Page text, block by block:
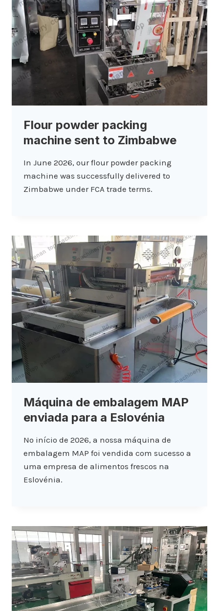
Flour powder packing
machine sent to Zimbabwe
In June 2026, our flour powder packing
machine was successfully delivered to
Zimbabwe under FCA trade terms.
Máquina de embalagem MAP
enviada para a Eslovénia
No início de 2026, a nossa máquina de
embalagem MAP foi vendida com sucesso a
uma empresa de alimentos frescos na
Eslovénia.